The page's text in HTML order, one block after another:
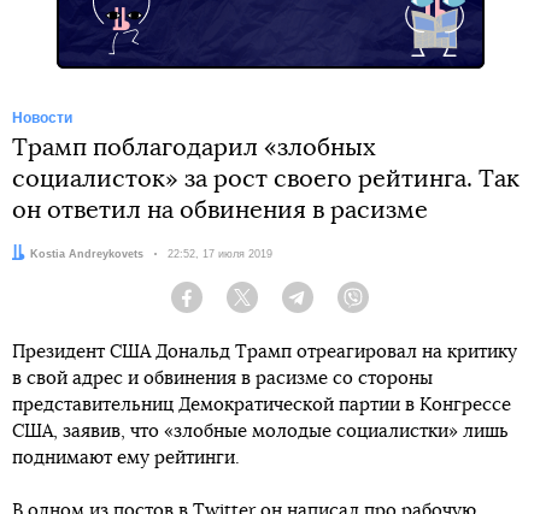
Новости
Трамп поблагодарил «злобных
социалисток» за рост своего рейтинга. Так
он ответил на обвинения в расизме
Автор:Kostia Andreykovets Дата:
22:52, 17 июля 2019
Facebook Twitter Telegram
Президент США Дональд Трамп отреагировал на критику
в свой адрес и обвинения в расизме со стороны
представительниц Демократической партии в Конгрессе
США, заявив, что «злобные молодые социалистки» лишь
поднимают ему рейтинги.